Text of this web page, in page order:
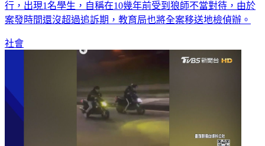
行，出現1名學生，自稱在10幾年前受到狼師不當對待，由於
案發時間還沒超過追訴期，教育局也將全案移送地檢偵辦。
社會